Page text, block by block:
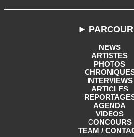
►
NEWS
ARTISTES
PHOTOS
INTERVIEWS
ARTICLES
AGENDA
VIDEOS
CONCOURS
TEAM /